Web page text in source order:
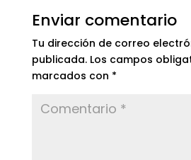
Enviar comentario
Tu dirección de correo
publicada. Los campos
marcados con *